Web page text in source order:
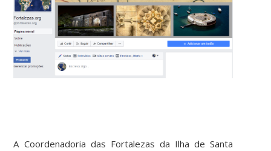
A Coordenadoria das Fortalezas da Ilha de Santa